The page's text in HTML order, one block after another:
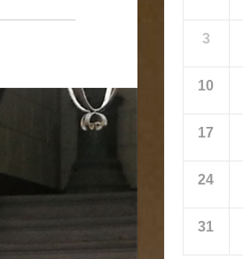
3
10
17
24
31